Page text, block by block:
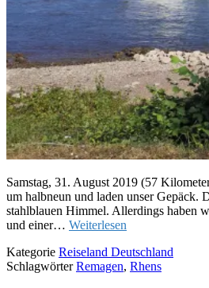
Samstag, 31. August 2019 (57
um halbneun und laden unser Gepäck.
stahlblauen Himmel. Allerdings haben
und einer… Weiterlesen
Kategorie Reiseland Deutschland
SchlagwörterRemagen, Rhens